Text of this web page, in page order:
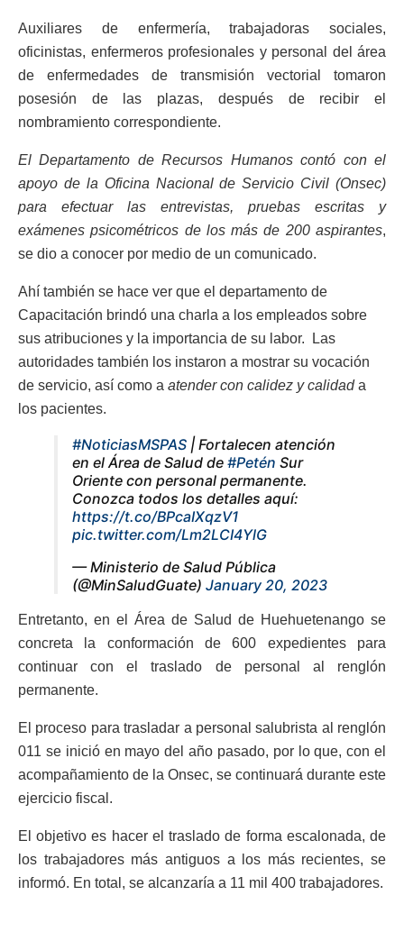
Auxiliares de enfermería, trabajadoras sociales,
oficinistas, enfermeros profesionales y personal del área
de enfermedades de transmisión vectorial tomaron
posesión de las plazas, después de recibir el
nombramiento correspondiente.
El Departamento de Recursos Humanos contó con el
apoyo de la Oficina Nacional de Servicio Civil (Onsec)
para efectuar las entrevistas, pruebas escritas y
exámenes psicométricos de los más de 200 aspirantes,
se dio a conocer por medio de un comunicado.
Ahí también se hace ver que el departamento de
Capacitación brindó una charla a los empleados sobre
sus atribuciones y la importancia de su labor. Las
autoridades también los instaron a mostrar su vocación
de servicio, así como a atender con calidez y calidada
los pacientes.
#NoticiasMSPAS | Fortalecen atención
en el Área de Salud de #Petén Sur
Oriente con personal permanente.
Conozca todos los detalles aquí:
https://t.co/BPcaIXqzV1
pic.twitter.com/Lm2LCI4YlG
— Ministerio de Salud Pública
(@MinSaludGuate) January 20, 2023
Entretanto, en el Área de Salud de Huehuetenango se
concreta la conformación de 600 expedientes para
continuar con el traslado de personal al renglón
permanente.
El proceso para trasladar a personal salubrista al renglón
011 se inició en mayo del año pasado, por lo que, con el
acompañamiento de la Onsec, se continuará durante este
ejercicio fiscal.
El objetivo es hacer el traslado de forma escalonada, de
los trabajadores más antiguos a los más recientes, se
informó. En total, se alcanzaría a 11 mil 400 trabajadores.